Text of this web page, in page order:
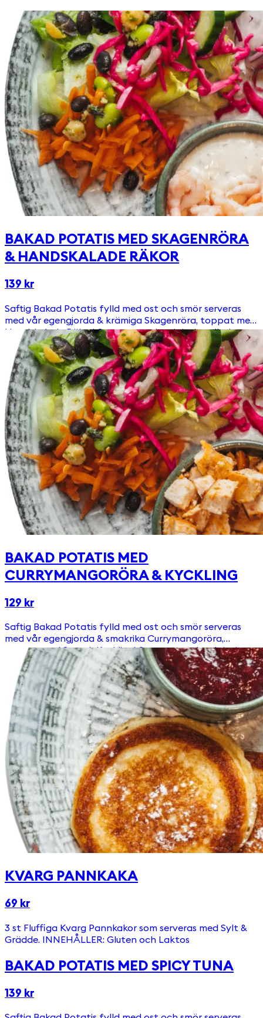
BAKAD POTATIS MED SKAGENRÖRA
& HANDSKALADE RÄKOR
139 kr
Saftig Bakad Potatis fylld med ost och smör serveras
med vår egengjorda & krämiga Skagenröra, toppat med
Handskalade Räkor! Serveras med en krispig sallad.
BAKAD POTATIS MED
CURRYMANGORÖRA & KYCKLING
129 kr
Saftig Bakad Potatis fylld med ost och smör serveras
med vår egengjorda & smakrika Currymangoröra,
toppat med Svensk Kyckling! Serveras med en krispig
sallad.
KVARG PANNKAKA
69 kr
3 st Fluffiga Kvarg Pannkakor som serveras med Sylt &
Grädde. INNEHÅLLER: Gluten och Laktos
BAKAD POTATIS MED SPICY TUNA
139 kr